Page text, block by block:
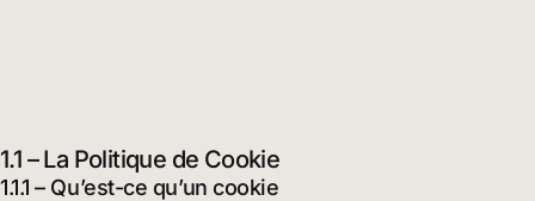
1.1 – La Politique de Cookie
1.1.1 – Qu’est-ce qu’un cookie